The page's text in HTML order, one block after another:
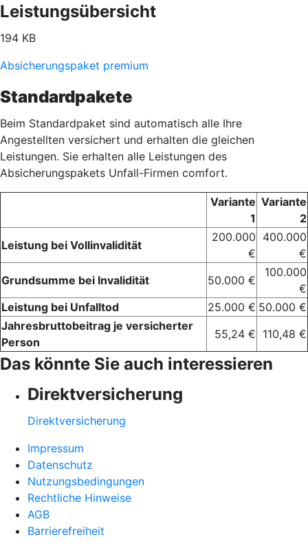
Leistungsübersicht
194 KB
Absicherungspaket premium
Standardpakete
Beim Standardpaket sind automatisch alle Ihre
Angestellten versichert und erhalten die gleichen
Leistungen. Sie erhalten alle Leistungen des
Absicherungspakets Unfall-Firmen comfort.
Variante
1
Variante
2
Leistung bei Vollinvalidität
200.000
€
400.000
€
Grundsumme bei Invalidität
50.000 €
100.000
€
Leistung bei Unfalltod
25.000 € 50.000 €
Jahresbruttobeitrag je versicherter
Person
55,24 € 110,48 €
Das könnte Sie auch interessieren
Direktversicherung
Direktversicherung
Impressum
Datenschutz
Nutzungsbedingungen
Rechtliche Hinweise
AGB
Barrierefreiheit